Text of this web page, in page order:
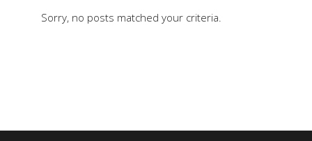
Sorry, no posts matched your criteria.